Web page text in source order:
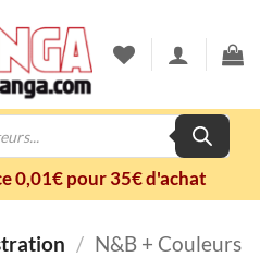
0,01€ pour 35€ d'achat
/ N&B + Couleurs